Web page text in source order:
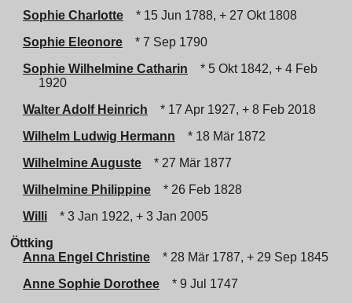
Sophie Charlotte
* 15 Jun 1788, + 27 Okt 1808
Sophie Eleonore
* 7 Sep 1790
Sophie Wilhelmine Catharin
* 5 Okt 1842, + 4 Feb
1920
Walter Adolf Heinrich
* 17 Apr 1927, + 8 Feb 2018
Wilhelm Ludwig Hermann
* 18 Mär 1872
Wilhelmine Auguste
* 27 Mär 1877
Wilhelmine Philippine
* 26 Feb 1828
Willi
* 3 Jan 1922, + 3 Jan 2005
Öttking
Anna Engel Christine
* 28 Mär 1787, + 29 Sep 1845
Anne Sophie Dorothee
* 9 Jul 1747